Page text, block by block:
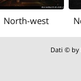
North-west
Dati © by